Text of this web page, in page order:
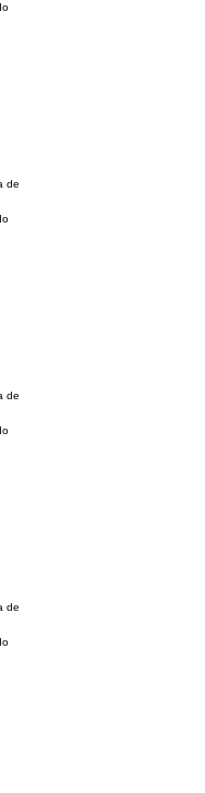
de
de
de